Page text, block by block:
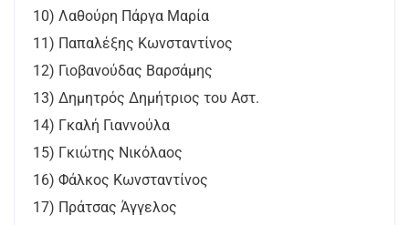
10) Λαθούρη Πάργα Μαρία
11) Παπαλέξης Κωνσταντίνος
12) Γιοβανούδας Βαρσάμης
13) Δημητρός Δημήτριος του Αστ.
14) Γκαλή Γιαννούλα
15) Γκιώτης Νικόλαος
16) Φάλκος Κωνσταντίνος
17) Πράτσας Άγγελος